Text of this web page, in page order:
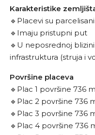
Karakteristike
🔹Placevi su
🔹Imaju pristupni put
🔹U neposrednoj
infrastruktura (struja i
Površine placeva
🔹Plac 1 površine 736
🔹Plac 2 površine 736
🔹Plac 3 površine 736
🔹Plac 4 površine 736